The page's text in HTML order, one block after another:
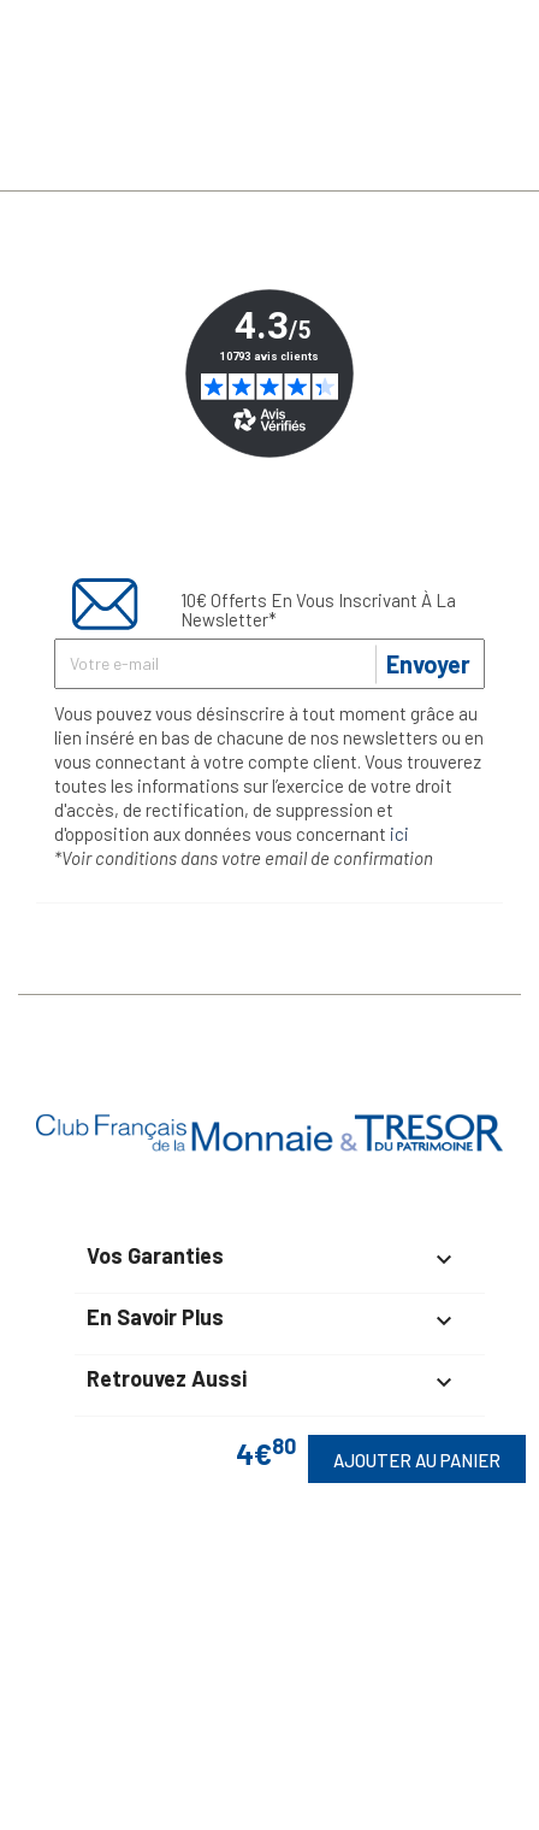
4€80
AJOUTER AU PANIER
10€ Offerts En Vous Inscrivant À La
Newsletter*
Envoyer
Vous pouvez vous désinscrire à tout moment grâce au
lien inséré en bas de chacune de nos newsletters ou en
vous connectant à votre compte client. Vous trouverez
toutes les informations sur l’exercice de votre droit
d'accès, de rectification, de suppression et
d'opposition aux données vous concernant ici
*Voir conditions dans votre email de confirmation
Vos Garanties 
En Savoir Plus 
Retrouvez Aussi 